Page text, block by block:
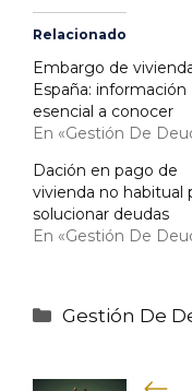
Relacionado
Embargo de
España: información
esencial a conocer
En «Gestión De
Dación en pago de
vivienda no habitual
solucionar deudas
En «Gestión De
Categorías
Gestión De